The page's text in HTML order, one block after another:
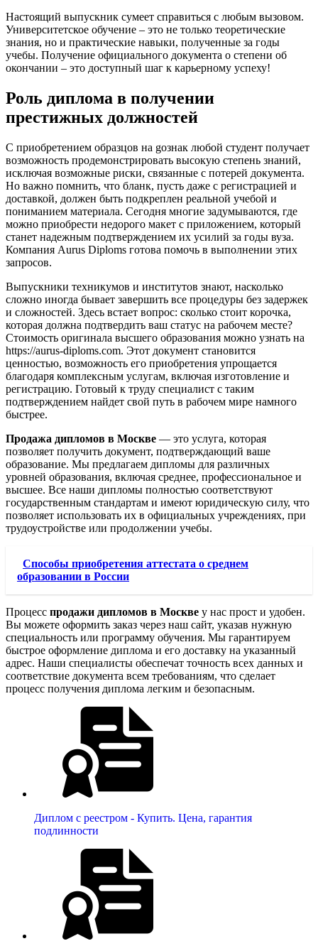
Настоящий выпускник сумеет справиться с любым вызовом.
Университетское обучение – это не только теоретические
знания, но и практические навыки, полученные за годы
учебы. Получение официального документа о степени об
окончании – это доступный шаг к карьерному успеху!
Роль диплома в получении
престижных должностей
С приобретением образцов на gознак любой студент получает
возможность продемонстрировать высокую степень знаний,
исключая возможные риски, связанные с потерей документа.
Но важно помнить, что бланк, пусть даже с регистрацией и
доставкой, должен быть подкреплен реальной учебой и
пониманием материала. Сегодня многие задумываются, где
можно приобрести недорого макет с приложением, который
станет надежным подтверждением их усилий за годы вуза.
Компания Aurus Diploms готова помочь в выполнении этих
запросов.
Выпускники техникумов и институтов знают, насколько
сложно иногда бывает завершить все процедуры без задержек
и сложностей. Здесь встает вопрос: сколько стоит корочка,
которая должна подтвердить ваш статус на рабочем месте?
Стоимость оригинала высшего образования можно узнать на
https://aurus-diploms.com. Этот документ становится
ценностью, возможность его приобретения упрощается
благодаря комплексным услугам, включая изготовление и
регистрацию. Готовый к труду специалист с таким
подтверждением найдет свой путь в рабочем мире намного
быстрее.
Продажа дипломов в Москве — это услуга, которая
позволяет получить документ, подтверждающий ваше
образование. Мы предлагаем дипломы для различных
уровней образования, включая среднее, профессиональное и
высшее. Все наши дипломы полностью соответствуют
государственным стандартам и имеют юридическую силу, что
позволяет использовать их в официальных учреждениях, при
трудоустройстве или продолжении учебы.
Способы приобретения аттестата о среднем
образовании в России
Процесс продажи дипломов в Москве у нас прост и удобен.
Вы можете оформить заказ через наш сайт, указав нужную
специальность или программу обучения. Мы гарантируем
быстрое оформление диплома и его доставку на указанный
адрес. Наши специалисты обеспечат точность всех данных и
соответствие документа всем требованиям, что сделает
процесс получения диплома легким и безопасным.
Диплом с реестром - Купить. Цена, гарантия
подлинности